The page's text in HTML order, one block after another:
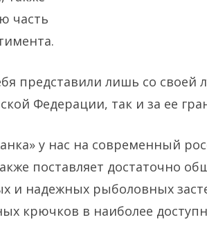
часть
представили лишь со своей
Федерации, так и за ее
у нас на современный
поставляет достаточно
и надежных рыболовных
крючков в наиболее